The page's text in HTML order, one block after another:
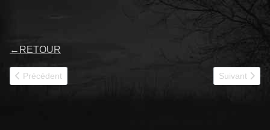
← RETOUR
Article précédent : 2058
Précédent Article
Suivant